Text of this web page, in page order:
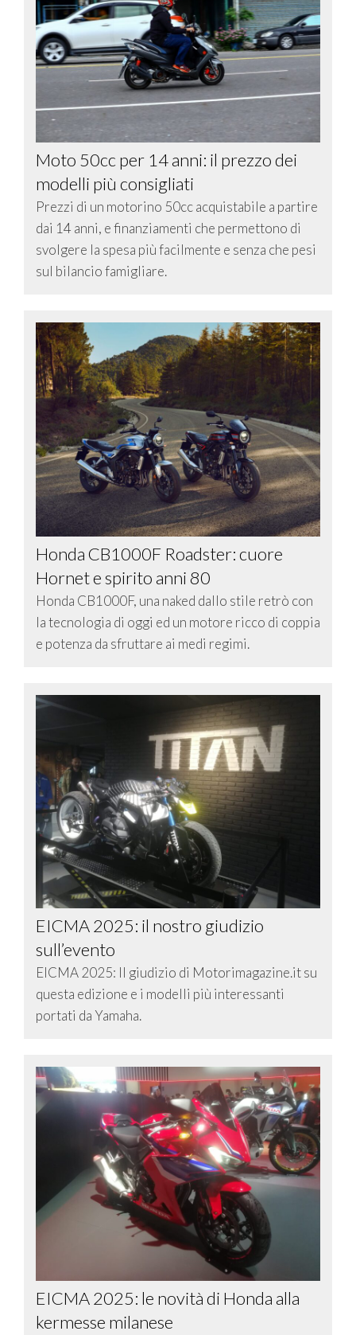
Moto 50cc per 14 anni: il prezzo dei
modelli più consigliati
Prezzi di un motorino 50cc acquistabile a partire
dai 14 anni, e finanziamenti che permettono di
svolgere la spesa più facilmente e senza che pesi
sul bilancio famigliare.
Honda CB1000F Roadster: cuore
Hornet e spirito anni 80
Honda CB1000F, una naked dallo stile retrò con
la tecnologia di oggi ed un motore ricco di coppia
e potenza da sfruttare ai medi regimi.
EICMA 2025: il nostro giudizio
sull’evento
EICMA 2025: Il giudizio di Motorimagazine.it su
questa edizione e i modelli più interessanti
portati da Yamaha.
EICMA 2025: le novità di Honda alla
kermesse milanese